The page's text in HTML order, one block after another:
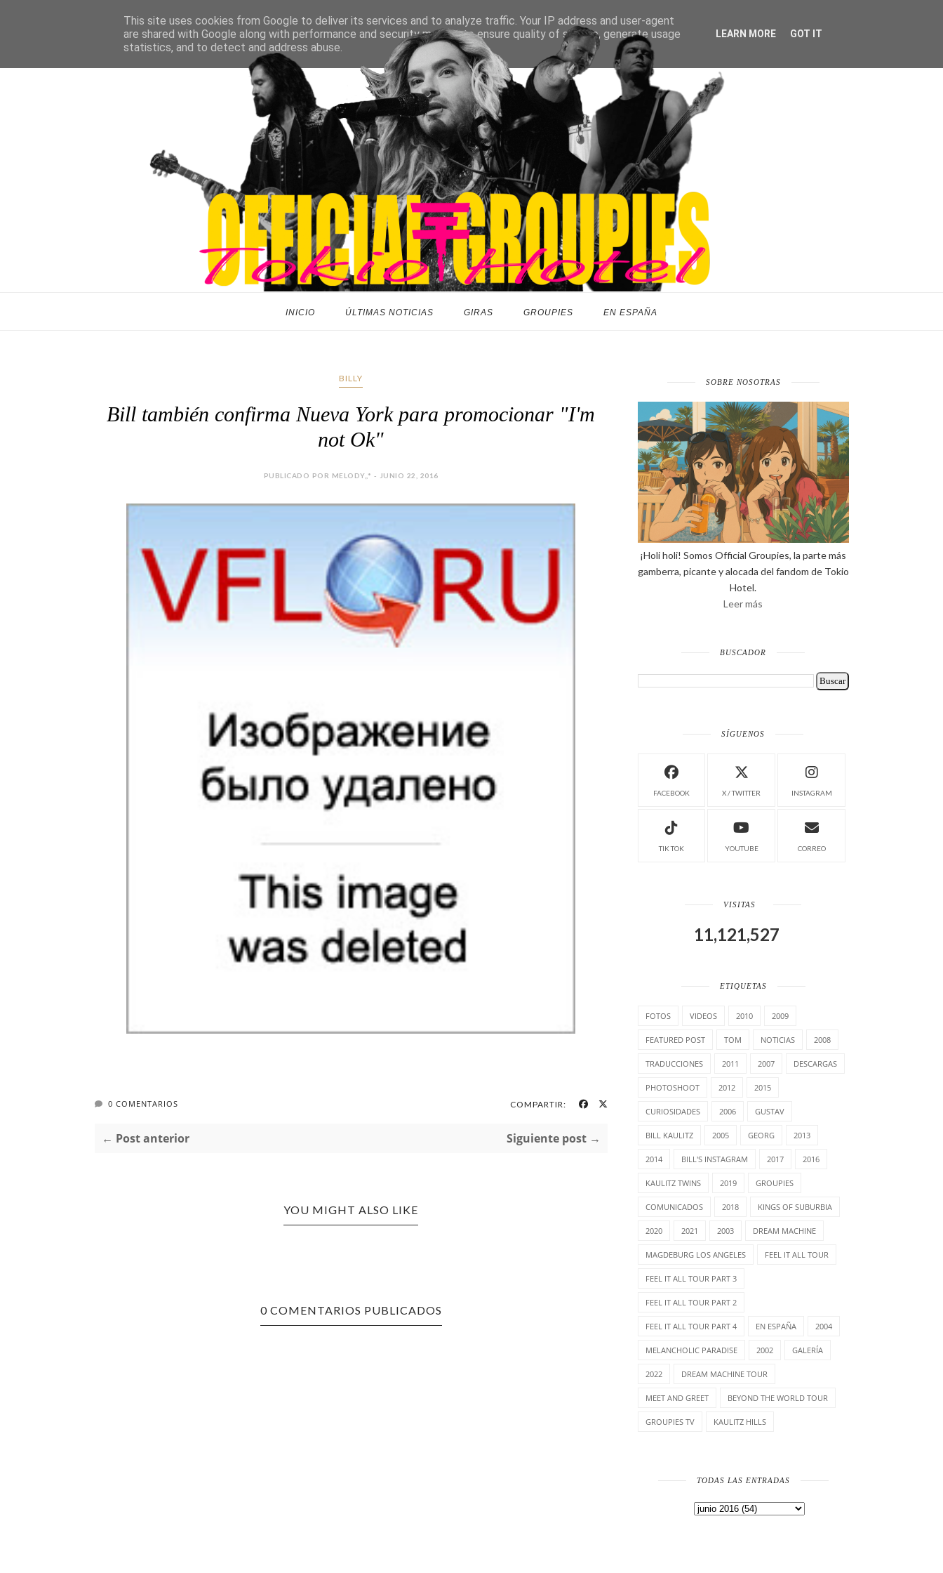
INICIO ÚLTIMAS NOTICIAS GIRAS GROUPIES EN ESPAÑA
BILLY
Bill también confirma Nueva York para promocionar "I'm
not Ok"
PUBLICADO POR MELODY,,* - JUNIO 22, 2016
0 COMENTARIOS COMPARTIR:
← Post anterior Siguiente post →
YOU MIGHT ALSO LIKE
0 COMENTARIOS PUBLICADOS
SOBRE NOSOTRAS
¡Holi holi! Somos Official Groupies, la parte más
gamberra, picante y alocada del fandom de Tokio
Hotel.
Leer más
BUSCADOR
SÍGUENOS
FACEBOOK X / TWITTER INSTAGRAM
TIK TOK YOUTUBE CORREO
VISITAS
11,121,527
ETIQUETAS
FOTOS VIDEOS 2010 2009
FEATURED POST TOM NOTICIAS 2008
TRADUCCIONES 2011 2007 DESCARGAS
PHOTOSHOOT 2012 2015
CURIOSIDADES 2006 GUSTAV
BILL KAULITZ 2005 GEORG 2013
2014 BILL'S INSTAGRAM 2017 2016
KAULITZ TWINS 2019 GROUPIES
COMUNICADOS 2018 KINGS OF SUBURBIA
2020 2021 2003 DREAM MACHINE
MAGDEBURG LOS ANGELES FEEL IT ALL TOUR
FEEL IT ALL TOUR PART 3
FEEL IT ALL TOUR PART 2
FEEL IT ALL TOUR PART 4 EN ESPAÑA 2004
MELANCHOLIC PARADISE 2002 GALERÍA
2022 DREAM MACHINE TOUR
MEET AND GREET BEYOND THE WORLD TOUR
GROUPIES TV KAULITZ HILLS
TODAS LAS ENTRADAS
This site uses cookies from Google to deliver its services and to analyze traffic. Your IP address and user-agent
are shared with Google along with performance and security metrics to ensure quality of service, generate usage
statistics, and to detect and address abuse.
LEARN MORE GOT IT